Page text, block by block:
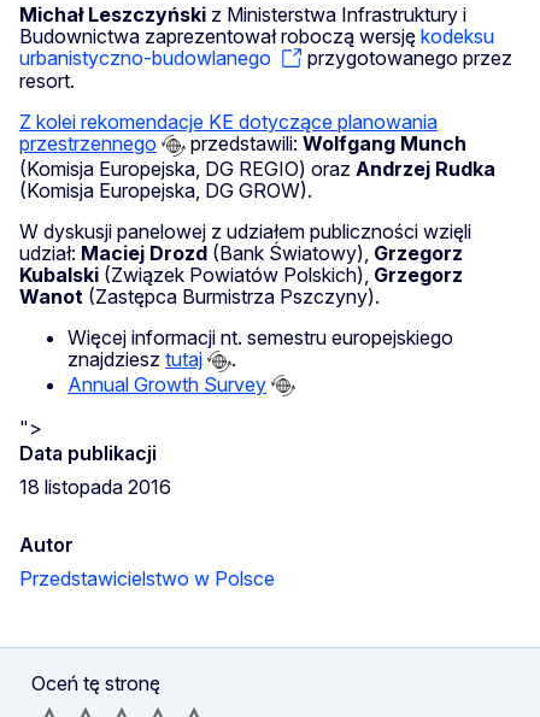
Michał Leszczyński z Ministerstwa Infrastruktury i
Budownictwa zaprezentował roboczą wersję kodeksu
urbanistyczno-budowlanego
przygotowanego przez
resort.
Z kolei rekomendacje KE dotyczące planowania
przestrzennego
przedstawili: Wolfgang Munch
(Komisja Europejska, DG REGIO) oraz Andrzej Rudka
(Komisja Europejska, DG GROW).
W dyskusji panelowej z udziałem publiczności wzięli
udział: Maciej Drozd (Bank Światowy), Grzegorz
Kubalski (Związek Powiatów Polskich), Grzegorz
Wanot (Zastępca Burmistrza Pszczyny).
Więcej informacji nt. semestru europejskiego
znajdziesz tutaj
.
Annual Growth Survey
">
Data publikacji
18 listopada 2016
Autor
Przedstawicielstwo w Polsce
Oceń tę stronę